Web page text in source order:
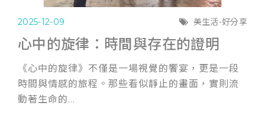
2025-12-09 美生活-好分享
心中的旋律：時間與存在的證明
《心中的旋律》不僅是一場視覺的饗宴，更是一段
時間與情感的旅程。那些看似靜止的畫面，實則流
動著生命的...